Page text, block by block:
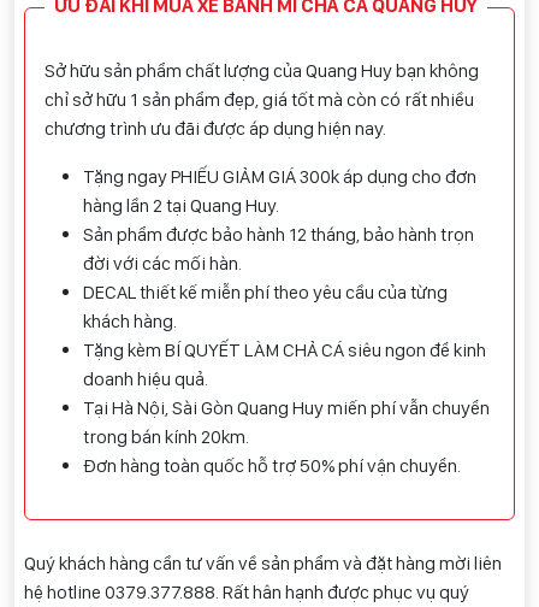
ƯU ĐÃI KHI MUA XE BÁNH MÌ CHẢ CÁ QUANG HUY
Sở hữu sản phẩm chất lượng của Quang Huy bạn không
chỉ sở hữu 1 sản phẩm đẹp, giá tốt mà còn có rất nhiều
chương trình ưu đãi được áp dụng hiện nay.
Tặng ngay PHIẾU GIẢM GIÁ 300k áp dụng cho đơn
hàng lần 2 tại Quang Huy.
Sản phẩm được bảo hành 12 tháng, bảo hành trọn
đời với các mối hàn.
DECAL thiết kế miễn phí theo yêu cầu của từng
khách hàng.
Tặng kèm BÍ QUYẾT LÀM CHẢ CÁ siêu ngon để kinh
doanh hiệu quả.
Tại Hà Nội, Sài Gòn Quang Huy miến phí vẫn chuyển
trong bán kính 20km.
Đơn hàng toàn quốc hỗ trợ 50% phí vận chuyển.
Quý khách hàng cần tư vấn về sản phẩm và đặt hàng mời liên
hệ hotline 0379.377.888 . Rất hân hạnh được phục vụ quý